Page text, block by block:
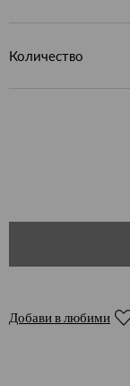
Количество
Добави в любими